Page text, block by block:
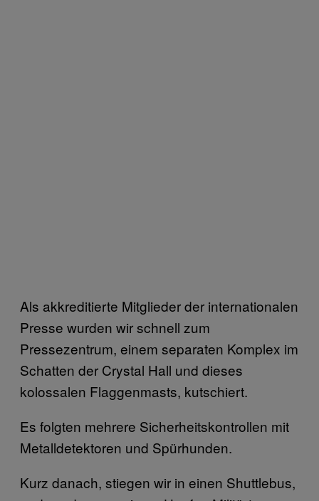
Als akkreditierte Mitglieder der internationalen
Presse wurden wir schnell zum
Pressezentrum, einem separaten Komplex im
Schatten der Crystal Hall und dieses
kolossalen Flaggenmasts, kutschiert.
Es folgten mehrere Sicherheitskontrollen mit
Metalldetektoren und Spürhunden.
Kurz danach, stiegen wir in einen Shuttlebus,